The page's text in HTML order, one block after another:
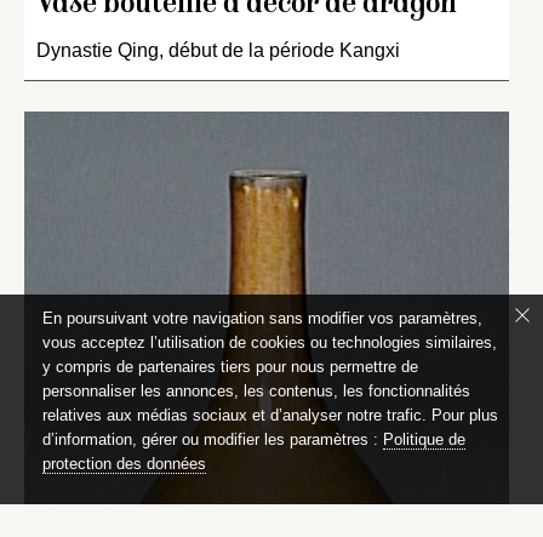
Dynastie Qing, début de la période Kangxi
En poursuivant votre navigation sans modifier vos paramètres,
vous acceptez l’utilisation de cookies ou technologies similaires,
y compris de partenaires tiers pour nous permettre de
personnaliser les annonces, les contenus, les fonctionnalités
relatives aux médias sociaux et d’analyser notre trafic. Pour plus
d’information, gérer ou modifier les paramètres : Politique de
protection des données